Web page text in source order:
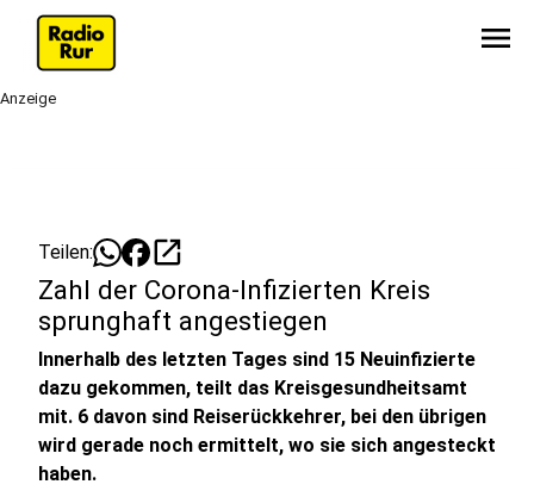
menu
Anzeige
Teilen: open_in_new
Zahl der Corona-Infizierten Kreis
sprunghaft angestiegen
Innerhalb des letzten Tages sind 15 Neuinfizierte
dazu gekommen, teilt das Kreisgesundheitsamt
mit. 6 davon sind Reiserückkehrer, bei den übrigen
wird gerade noch ermittelt, wo sie sich angesteckt
haben.